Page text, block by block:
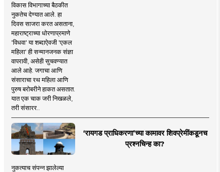
विकास विभागाच्या बैठकीत
नुकतेच देण्यात आले. हा
दिवस साजरा करत असताना,
महाराष्ट्राच्या धोरणाप्रमाणे
'विधवा' या शब्दाऐवजी 'एकल
महिला' ही सन्मानजनक संज्ञा
वापरावी, असेही सुचवण्यात
आले आहे. जगाचा आणि
संसाराचा रथ महिला आणि
पुरुष बरोबरीने हाकत असतात.
यात एक चाक जरी निखळले,
तरी संसारर..
‘रायगड प्राधिकरणा’च्या कामावर शिवप्रेमींकडूनच
प्रश्नचिन्ह का?
नुकत्याच संपन्न झालेल्या